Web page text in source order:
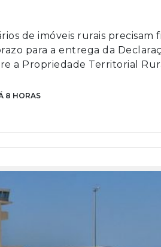
de imóveis rurais precisam
para a entrega da
a Propriedade Territorial
8 HORAS